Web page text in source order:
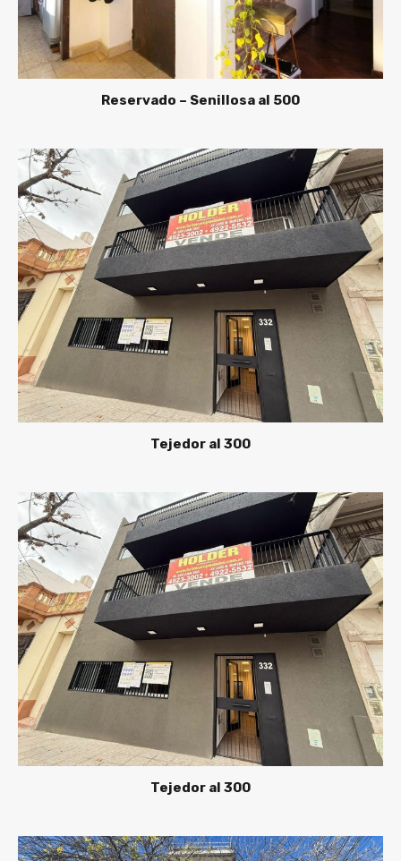
Reservado – Senillosa al 500
Tejedor al 300
Tejedor al 300